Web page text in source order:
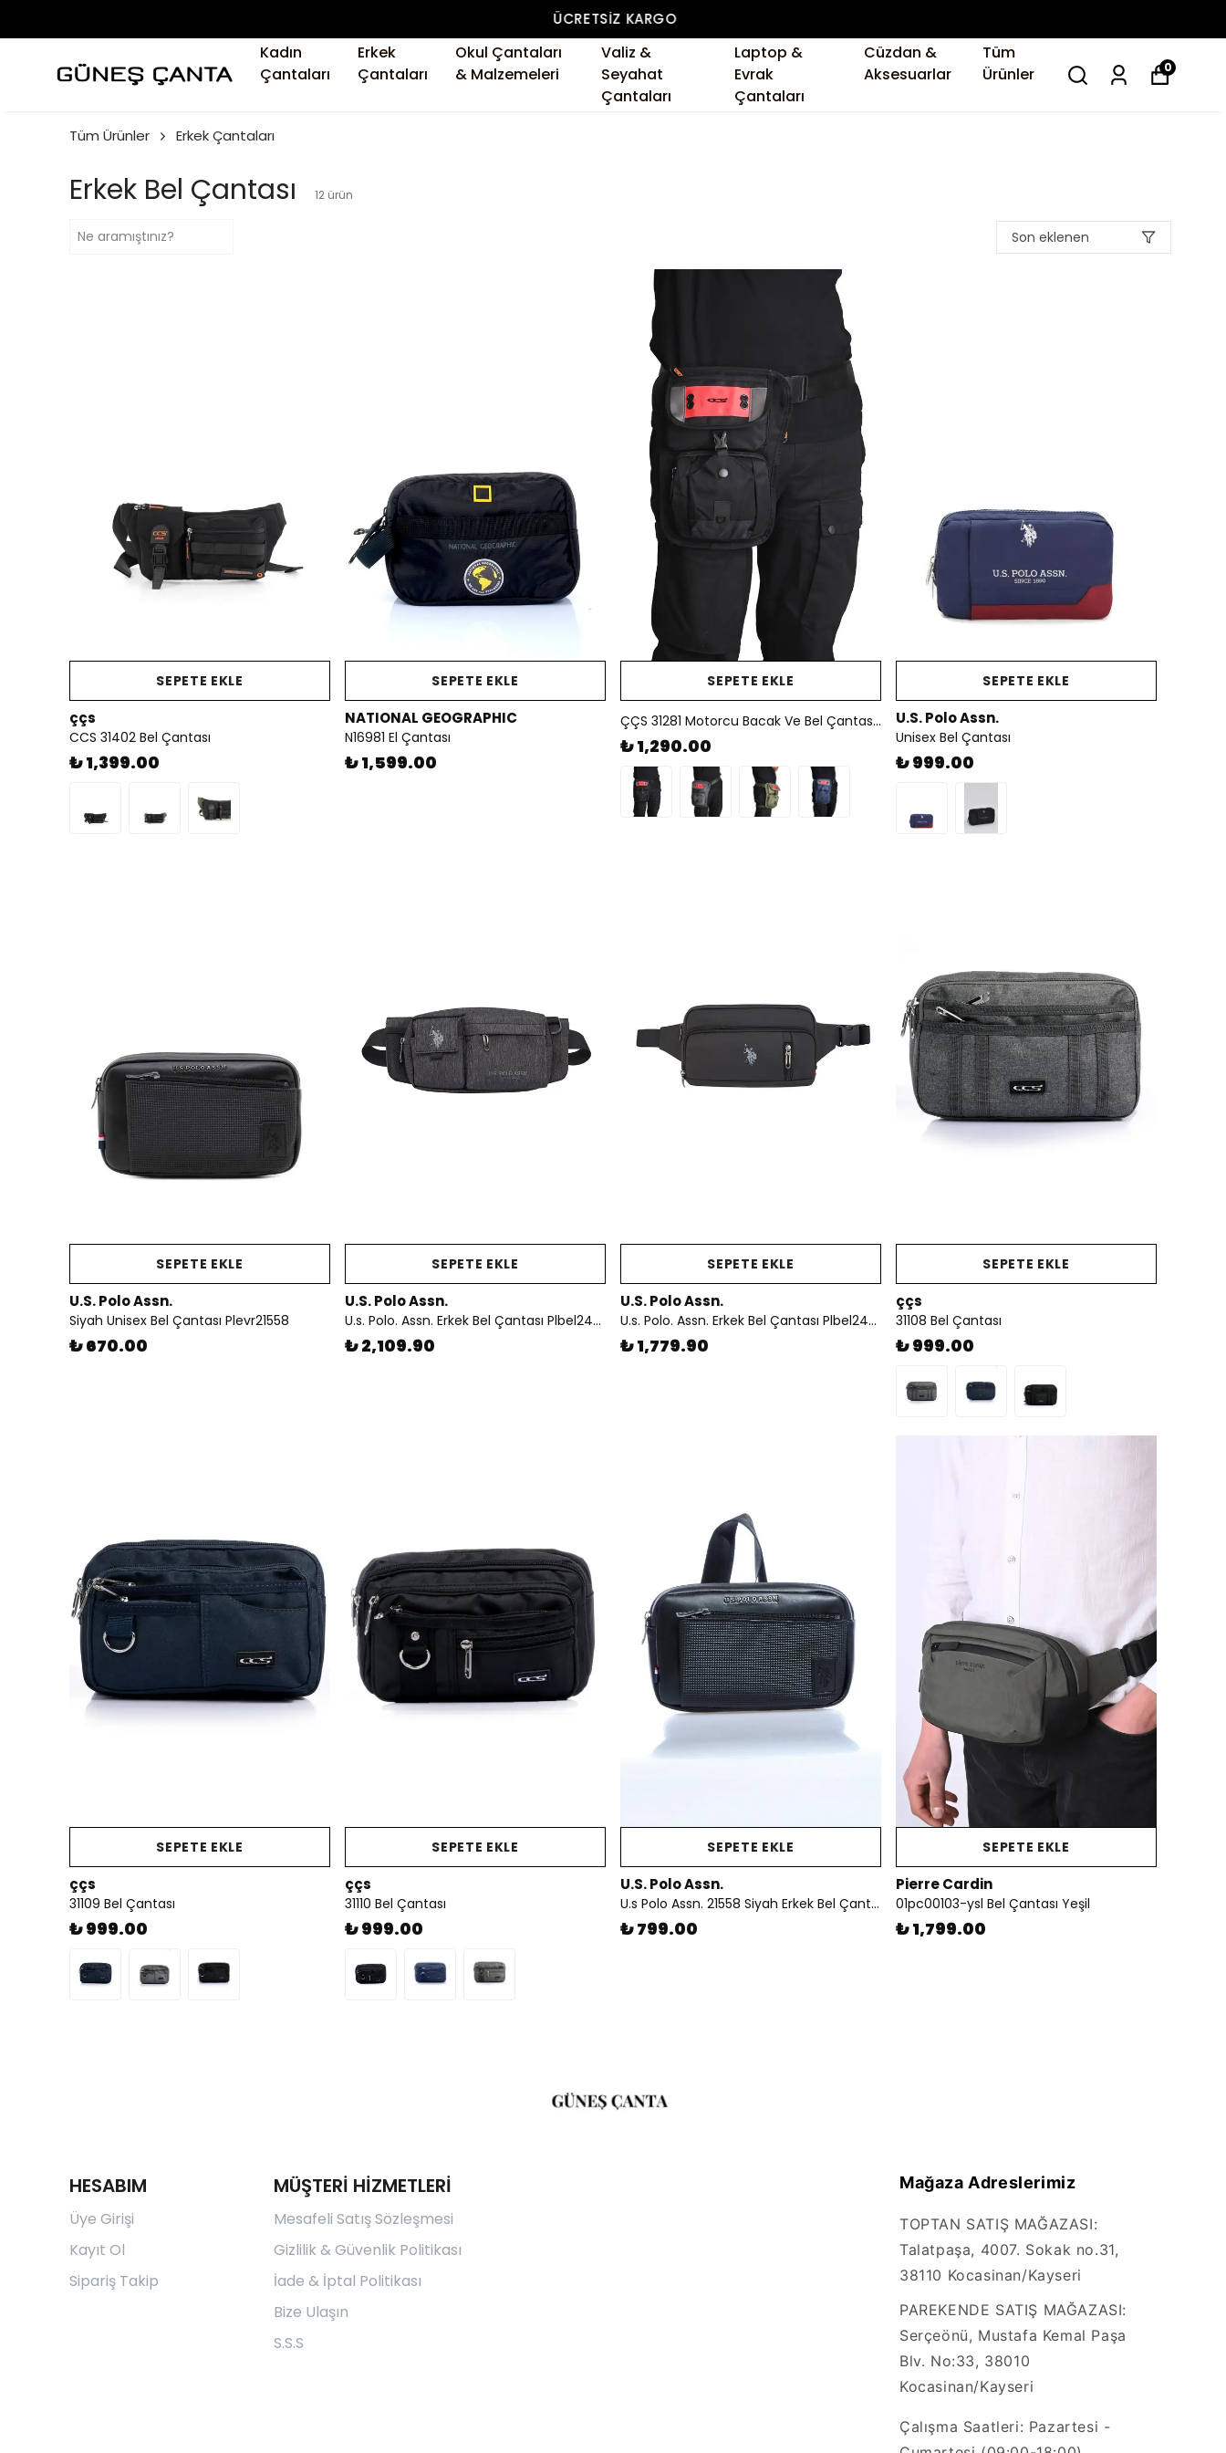
ÜCRETSIZ KARGO
Kadın
Çantaları
Erkek
Çantaları
Okul Çantaları
& Malzemeleri
Valiz &
Seyahat
Çantaları
Laptop &
Evrak
Çantaları
Cüzdan &
Aksesuarlar
Tüm
Ürünler
0
Tüm Ürünler Erkek Çantaları
Erkek Bel Çantası 12 ürün
Son eklenen
SEPETE EKLE
ççs
CCS 31402 Bel Çantası
₺ 1,399.00
SEPETE EKLE
NATIONAL GEOGRAPHIC
N16981 El Çantası
₺ 1,599.00
SEPETE EKLE
ÇÇS 31281 Motorcu Bacak Ve Bel Çantası – Su Geçirmez, Çok Gözlü, Ayarlanabilir Askılı
₺ 1,290.00
SEPETE EKLE
U.S. Polo Assn.
Unisex Bel Çantası
₺ 999.00
SEPETE EKLE
U.S. Polo Assn.
Siyah Unisex Bel Çantası Plevr21558
₺ 670.00
SEPETE EKLE
U.S. Polo Assn.
U.s. Polo. Assn. Erkek Bel Çantası Plbel24496
₺ 2,109.90
SEPETE EKLE
U.S. Polo Assn.
U.s. Polo. Assn. Erkek Bel Çantası Plbel24495
₺ 1,779.90
SEPETE EKLE
ççs
31108 Bel Çantası
₺ 999.00
SEPETE EKLE
ççs
31109 Bel Çantası
₺ 999.00
SEPETE EKLE
ççs
31110 Bel Çantası
₺ 999.00
SEPETE EKLE
U.S. Polo Assn.
U.s Polo Assn. 21558 Siyah Erkek Bel Çantası
₺ 799.00
SEPETE EKLE
Pierre Cardin
01pc00103-ysl Bel Çantası Yeşil
₺ 1,799.00
HESABIM
Üye Girişi
Kayıt Ol
Sipariş Takip
MÜŞTERİ HİZMETLERİ
Mesafeli Satış Sözleşmesi
Gizlilik & Güvenlik Politikası
İade & İptal Politikası
Bize Ulaşın
S.S.S
Mağaza Adreslerimiz
TOPTAN SATIŞ MAĞAZASI:
Talatpaşa, 4007. Sokak no.31,
38110 Kocasinan/Kayseri
PAREKENDE SATIŞ MAĞAZASI:
Serçeönü, Mustafa Kemal Paşa
Blv. No:33, 38010
Kocasinan/Kayseri
Çalışma Saatleri: Pazartesi -